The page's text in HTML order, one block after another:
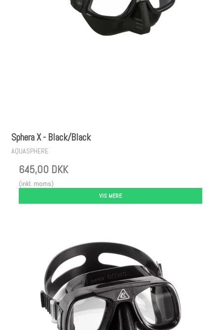
Sphera X - Black/Black
AQUASPHERE
645,00 DKK
(inkl. moms)
VIS MERE